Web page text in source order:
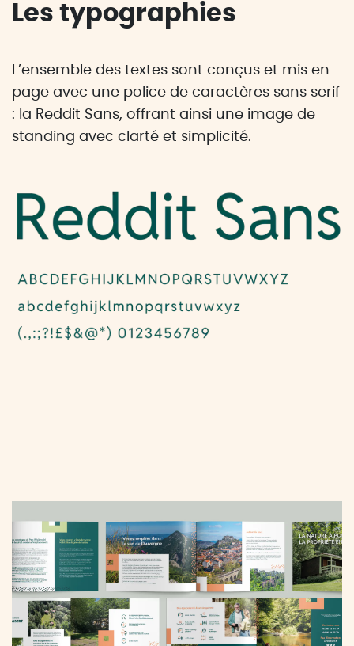
Les typographies
L’ensemble des textes sont conçus et mis en
page avec une police de caractères sans serif
: la Reddit Sans, offrant ainsi une image de
standing avec clarté et simplicité.